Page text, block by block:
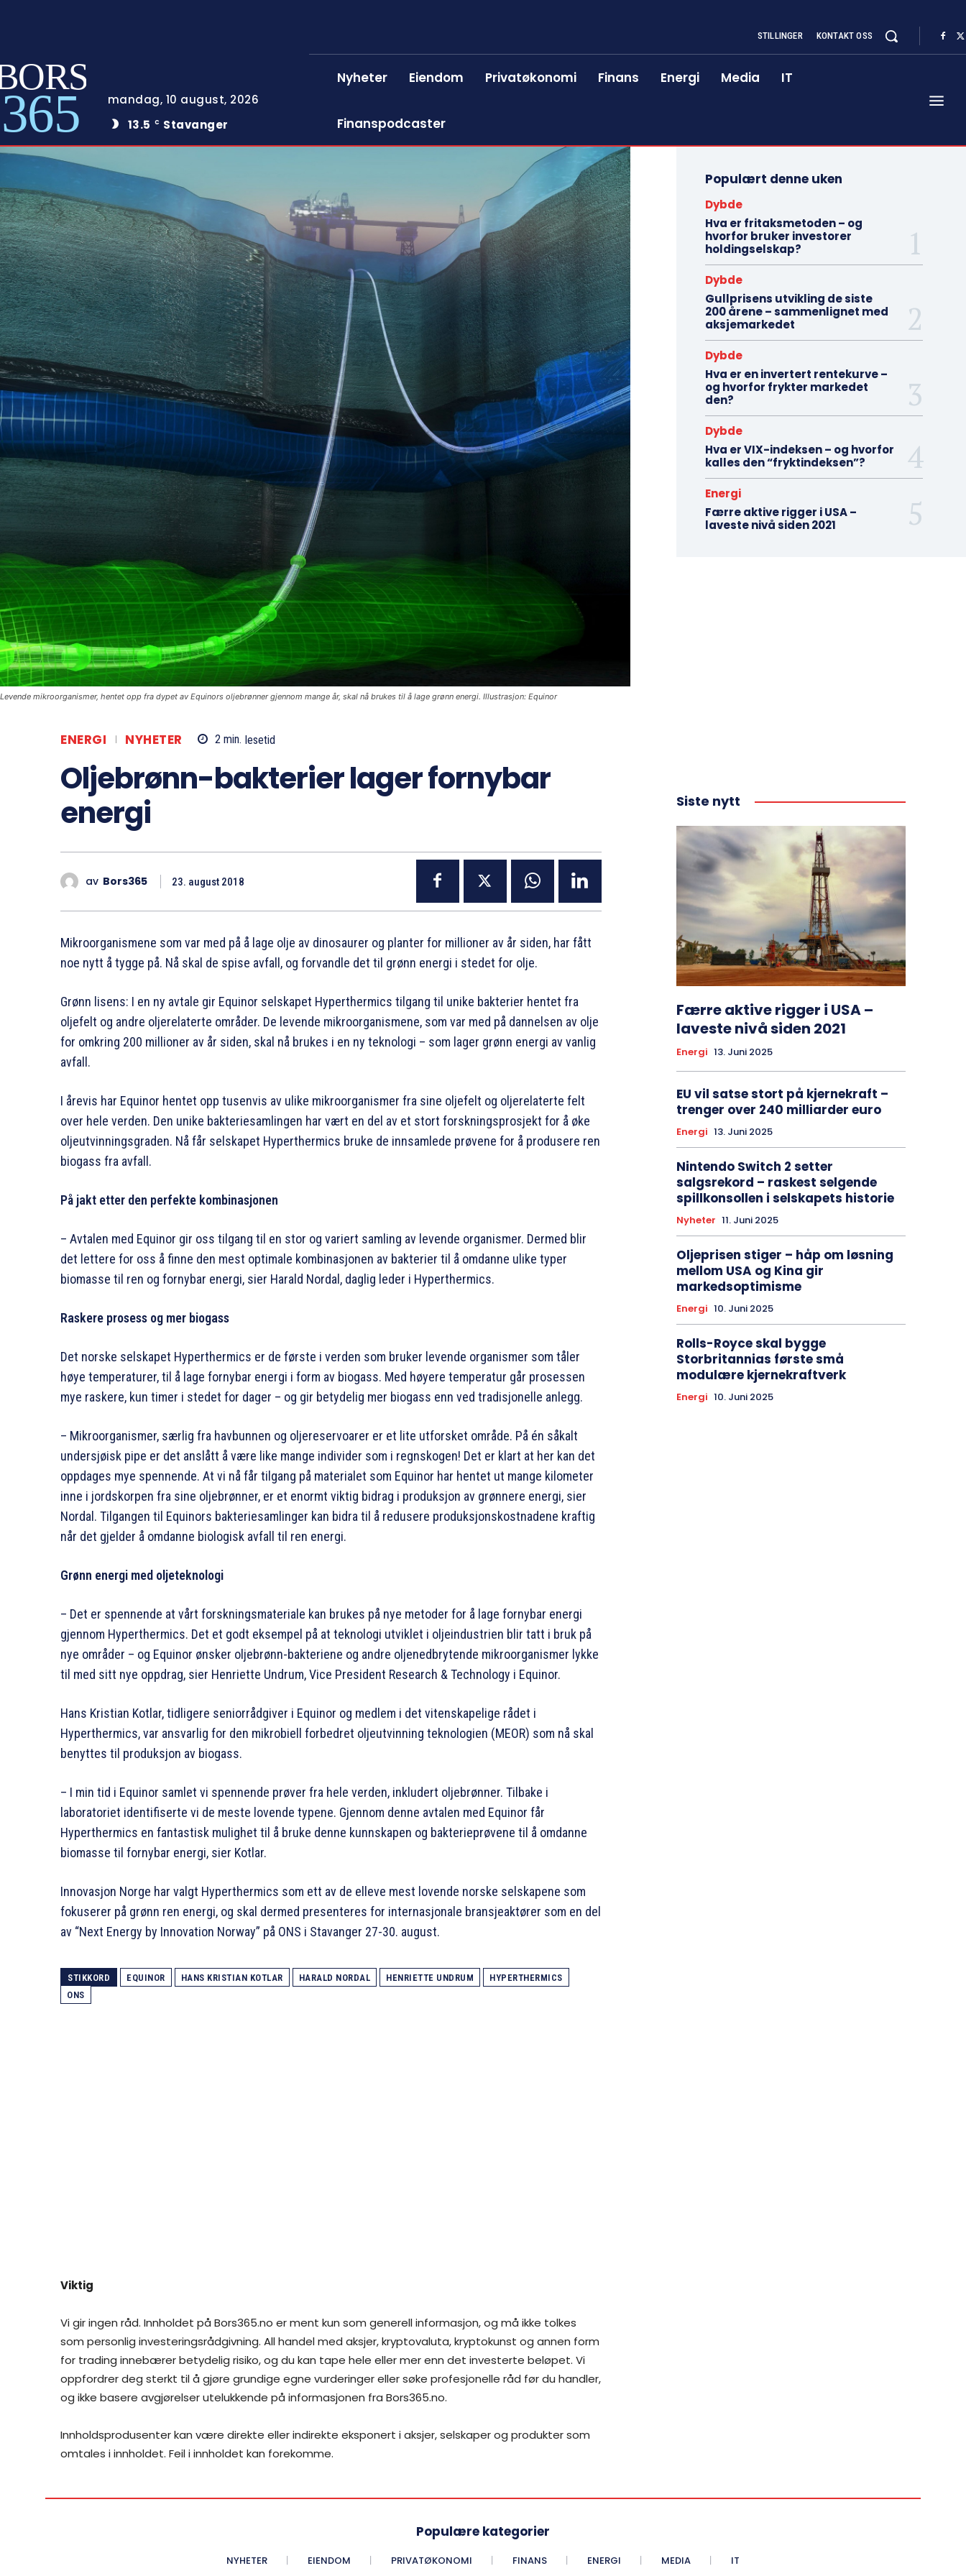
365
mandag, 10 august, 2026
13.5
C Stavanger
STILLINGER KONTAKT OSS
Nyheter Eiendom Privatøkonomi Finans Energi Media IT
Finanspodcaster
Levende mikroorganismer, hentet opp fra dypet av Equinors oljebrønner gjennom mange år, skal nå brukes til å lage grønn energi. Illustrasjon: Equinor
ENERGI NYHETER 2 min. lesetid
Oljebrønn-bakterier lager fornybar
energi
av Bors365 23. august 2018
Mikroorganismene som var med på å lage olje av dinosaurer og planter for millioner av år siden, har fått
noe nytt å tygge på. Nå skal de spise avfall, og forvandle det til grønn energi i stedet for olje.
Grønn lisens: I en ny avtale gir Equinor selskapet Hyperthermics tilgang til unike bakterier hentet fra
oljefelt og andre oljerelaterte områder. De levende mikroorganismene, som var med på dannelsen av olje
for omkring 200 millioner av år siden, skal nå brukes i en ny teknologi – som lager grønn energi av vanlig
avfall.
I årevis har Equinor hentet opp tusenvis av ulike mikroorganismer fra sine oljefelt og oljerelaterte felt
over hele verden. Den unike bakteriesamlingen har vært en del av et stort forskningsprosjekt for å øke
oljeutvinningsgraden. Nå får selskapet Hyperthermics bruke de innsamlede prøvene for å produsere ren
biogass fra avfall.
På jakt etter den perfekte kombinasjonen
– Avtalen med Equinor gir oss tilgang til en stor og variert samling av levende organismer. Dermed blir
det lettere for oss å finne den mest optimale kombinasjonen av bakterier til å omdanne ulike typer
biomasse til ren og fornybar energi, sier Harald Nordal, daglig leder i Hyperthermics.
Raskere prosess og mer biogass
Det norske selskapet Hyperthermics er de første i verden som bruker levende organismer som tåler
høye temperaturer, til å lage fornybar energi i form av biogass. Med høyere temperatur går prosessen
mye raskere, kun timer i stedet for dager – og gir betydelig mer biogass enn ved tradisjonelle anlegg.
– Mikroorganismer, særlig fra havbunnen og oljereservoarer er et lite utforsket område. På én såkalt
undersjøisk pipe er det anslått å være like mange individer som i regnskogen! Det er klart at her kan det
oppdages mye spennende. At vi nå får tilgang på materialet som Equinor har hentet ut mange kilometer
inne i jordskorpen fra sine oljebrønner, er et enormt viktig bidrag i produksjon av grønnere energi, sier
Nordal. Tilgangen til Equinors bakteriesamlinger kan bidra til å redusere produksjonskostnadene kraftig
når det gjelder å omdanne biologisk avfall til ren energi.
Grønn energi med oljeteknologi
– Det er spennende at vårt forskningsmateriale kan brukes på nye metoder for å lage fornybar energi
gjennom Hyperthermics. Det et godt eksempel på at teknologi utviklet i oljeindustrien blir tatt i bruk på
nye områder – og Equinor ønsker oljebrønn-bakteriene og andre oljenedbrytende mikroorganismer lykke
til med sitt nye oppdrag, sier Henriette Undrum, Vice President Research & Technology i Equinor.
Hans Kristian Kotlar, tidligere seniorrådgiver i Equinor og medlem i det vitenskapelige rådet i
Hyperthermics, var ansvarlig for den mikrobiell forbedret oljeutvinning teknologien (MEOR) som nå skal
benyttes til produksjon av biogass.
– I min tid i Equinor samlet vi spennende prøver fra hele verden, inkludert oljebrønner. Tilbake i
laboratoriet identifiserte vi de meste lovende typene. Gjennom denne avtalen med Equinor får
Hyperthermics en fantastisk mulighet til å bruke denne kunnskapen og bakterieprøvene til å omdanne
biomasse til fornybar energi, sier Kotlar.
Innovasjon Norge har valgt Hyperthermics som ett av de elleve mest lovende norske selskapene som
fokuserer på grønn ren energi, og skal dermed presenteres for internasjonale bransjeaktører som en del
av “Next Energy by Innovation Norway” på ONS i Stavanger 27-30. august.
STIKKORD EQUINOR HANS KRISTIAN KOTLAR HARALD NORDAL HENRIETTE UNDRUM
HYPERTHERMICS
ONS
Viktig
Vi gir ingen råd. Innholdet på Bors365.no er ment kun som generell informasjon, og må ikke tolkes
som personlig investeringsrådgivning. All handel med aksjer, kryptovaluta, kryptokunst og annen form
for trading innebærer betydelig risiko, og du kan tape hele eller mer enn det investerte beløpet. Vi
oppfordrer deg sterkt til å gjøre grundige egne vurderinger eller søke profesjonelle råd før du handler,
og ikke basere avgjørelser utelukkende på informasjonen fra Bors365.no.
Innholdsprodusenter kan være direkte eller indirekte eksponert i aksjer, selskaper og produkter som
omtales i innholdet. Feil i innholdet kan forekomme.
Populært denne uken
Dybde
Hva er fritaksmetoden – og
hvorfor bruker investorer
holdingselskap?
Dybde
Gullprisens utvikling de siste
200 årene – sammenlignet med
aksjemarkedet
Dybde
Hva er en invertert rentekurve –
og hvorfor frykter markedet
den?
Dybde
Hva er VIX-indeksen – og hvorfor
kalles den “fryktindeksen”?
Energi
Færre aktive rigger i USA –
laveste nivå siden 2021
Siste nytt
Færre aktive rigger i USA –
laveste nivå siden 2021
Energi 13. Juni 2025
EU vil satse stort på kjernekraft –
trenger over 240 milliarder euro
Energi 13. Juni 2025
Nintendo Switch 2 setter
salgsrekord – raskest selgende
spillkonsollen i selskapets historie
Nyheter 11. Juni 2025
Oljeprisen stiger – håp om løsning
mellom USA og Kina gir
markedsoptimisme
Energi 10. Juni 2025
Rolls-Royce skal bygge
Storbritannias første små
modulære kjernekraftverk
Energi 10. Juni 2025
Populære kategorier
NYHETER EIENDOM PRIVATØKONOMI FINANS ENERGI MEDIA IT